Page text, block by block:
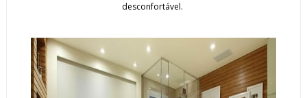
desconfortável.